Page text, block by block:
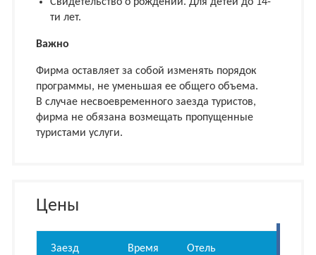
ти лет.
Важно
Фирма оставляет за собой изменять порядок
программы, не уменьшая ее общего объема.
В случае несвоевременного заезда туристов,
фирма не обязана возмещать пропущенные
туристами услуги.
Цены
Заезд Время Отель